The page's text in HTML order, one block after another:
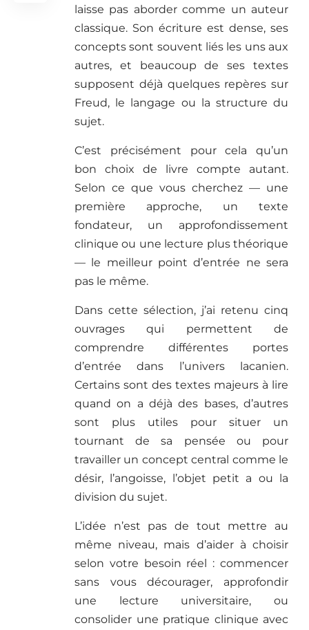
laisse pas aborder comme un auteur
classique. Son écriture est dense, ses
concepts sont souvent liés les uns aux
autres, et beaucoup de ses textes
supposent déjà quelques repères sur
Freud, le langage ou la structure du
sujet.
C’est précisément pour cela qu’un
bon choix de livre compte autant.
Selon ce que vous cherchez — une
première approche, un texte
fondateur, un approfondissement
clinique ou une lecture plus théorique
— le meilleur point d’entrée ne sera
pas le même.
Dans cette sélection, j’ai retenu cinq
ouvrages qui permettent de
comprendre différentes portes
d’entrée dans l’univers lacanien.
Certains sont des textes majeurs à lire
quand on a déjà des bases, d’autres
sont plus utiles pour situer un
tournant de sa pensée ou pour
travailler un concept central comme le
désir, l’angoisse, l’objet petit a ou la
division du sujet.
L’idée n’est pas de tout mettre au
même niveau, mais d’aider à choisir
selon votre besoin réel : commencer
sans vous décourager, approfondir
une lecture universitaire, ou
consolider une pratique clinique avec